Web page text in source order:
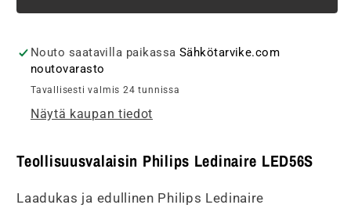
Ledinaire
46W,
5600lm,
4000K,
IP66,
1500mm
Ledinaire
46W,
4000K,
IP66,
1500mm
Nouto saatavilla paikassa Sähkötarvike.com
noutovarasto
Tavallisesti valmis 24 tunnissa
Näytä kaupan tiedot
Teollisuusvalaisin Philips Ledinaire LED56S
Laadukas ja edullinen Philips Ledinaire